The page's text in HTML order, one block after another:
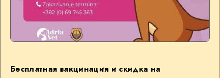
Бесплатная вакцинация и скидка на